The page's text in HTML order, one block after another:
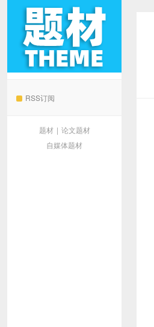
RSS订阅
题材 | 论文题材
自媒体题材